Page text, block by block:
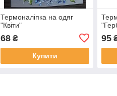
Термоналіпка на одяг
"Квіти"
68₴
Купити
95